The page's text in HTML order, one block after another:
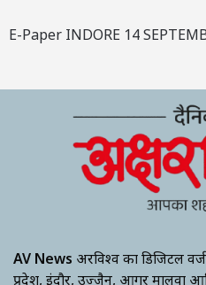
E-Paper INDORE 14
AV News अक्षरविश्व का डिजिटल
प्रदेश, इंदौर, उज्जैन, आगर मालवा